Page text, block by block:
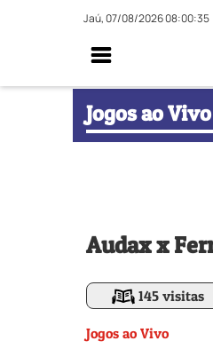
Jaú, 07/08/2026 08:00:36
Jogos ao Vivo
Audax x
145 visitas
Jogos ao Vivo